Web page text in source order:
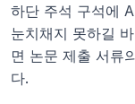
하단 주석 구석에
눈치채지 못하길
면 논문 제출 서류
다.